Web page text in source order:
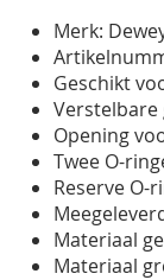
Merk:
Geschikt
Verstelbare
Opening
Twee O-
Reserve O-
Materiaal
Materiaal